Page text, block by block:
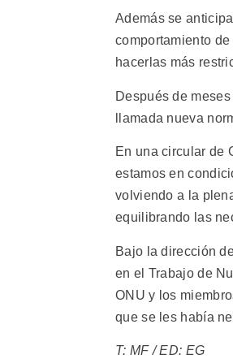
Además se
comportamiento
hacerlas más
Después de
llamada nueva
En una circular de
estamos en
volviendo a la
equilibrando las
Bajo la dirección
en el Trabajo de
ONU y los
que se les había
T: MF / ED: EG